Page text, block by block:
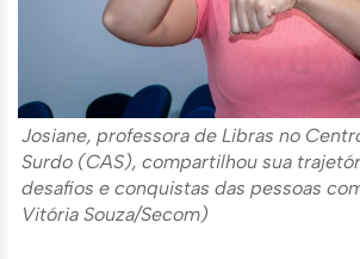
Josiane, professora de Libras no
Surdo (CAS), compartilhou sua
desafios e conquistas das pessoas
Vitória Souza/Secom)